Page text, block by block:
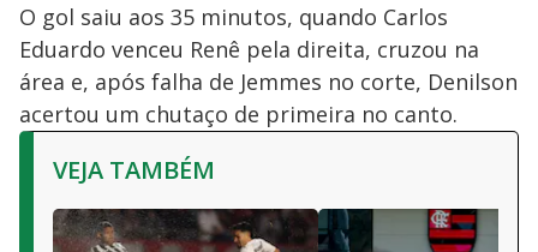
O gol saiu aos 35 minutos, quando Carlos
Eduardo venceu Renê pela direita, cruzou na
área e, após falha de Jemmes no corte, Denilson
acertou um chutaço de primeira no canto.
VEJA TAMBÉM